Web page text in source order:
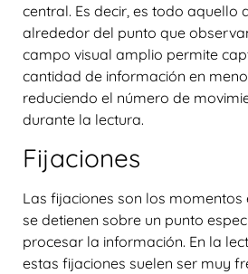
central. Es decir, es todo aquello
alrededor del punto que
campo visual amplio permite
cantidad de información en
reduciendo el número de
durante la lectura.
Fijaciones
Las fijaciones son los momentos
se detienen sobre un punto
procesar la información. En la
estas fijaciones suelen ser muy